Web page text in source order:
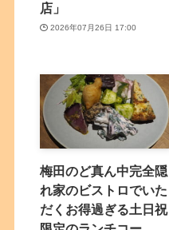
店」
2026年07月26日 17:00
梅田のど真ん中完全隠
れ家のビストロでいた
だくお得過ぎる土日祝